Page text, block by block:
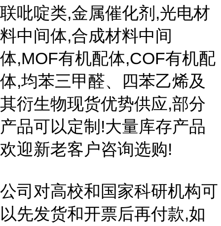
联吡啶类,金属催化剂,光电材
料中间体,合成材料中间
体,MOF有机配体,COF有机配
体,均苯三甲醛、四苯乙烯及
其衍生物现货优势供应,部分
产品可以定制!大量库存产品
欢迎新老客户咨询选购!
公司对高校和国家科研机构可
以先发货和开票后再付款,如